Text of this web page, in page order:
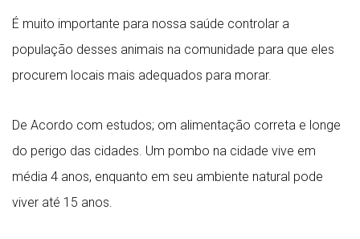
É muito importante para nossa saúde controlar a
população desses animais na comunidade para que eles
procurem locais mais adequados para morar.
De Acordo com estudos; om alimentação correta e longe
do perigo das cidades. Um pombo na cidade vive em
média 4 anos, enquanto em seu ambiente natural pode
viver até 15 anos.